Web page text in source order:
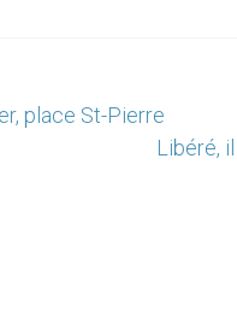
place St-Pierre
Libéré,